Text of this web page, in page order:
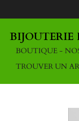
au
contenu
principal
BIJOUTERIE
BOUTIQUE -
TROUVER UN